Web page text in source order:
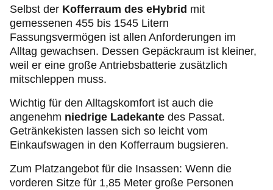
Selbst der Kofferraum des eHybrid mit
gemessenen 455 bis 1545 Litern
Fassungsvermögen ist allen Anforderungen im
Alltag gewachsen. Dessen Gepäckraum ist kleiner,
weil er eine große Antriebsbatterie zusätzlich
mitschleppen muss.
Wichtig für den Alltagskomfort ist auch die
angenehm niedrige Ladekante des Passat.
Getränkekisten lassen sich so leicht vom
Einkaufswagen in den Kofferraum bugsieren.
Zum Platzangebot für die Insassen: Wenn die
vorderen Sitze für 1,85 Meter große Personen